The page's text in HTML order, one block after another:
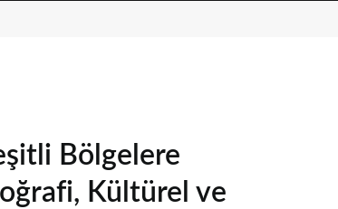
Bölgelere
Kültürel ve